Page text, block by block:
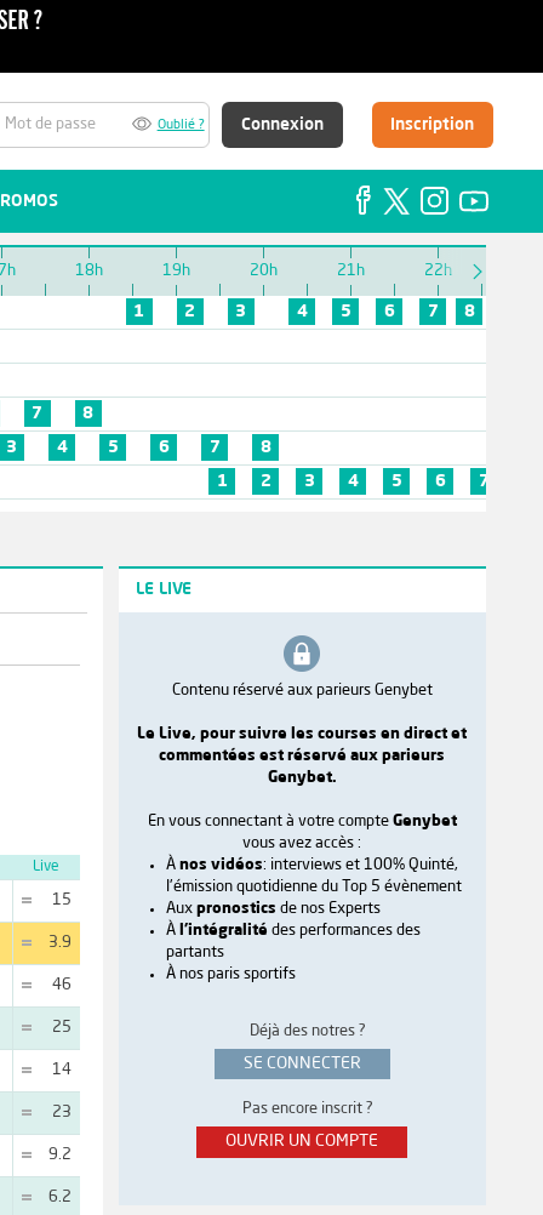
Oublié ? Connexion Inscription
18h 19h 20h 21h 22h
1 2 3 4 5 6 7
8
7
8
3 4 5 6 7
8
1
2 3 4 5 6 7
Live
15
3.9
46
25
14
23
9.2
6.2
LE LIVE
Contenu réservé aux parieurs Genybet
Le Live, pour suivre les courses en direct et
commentées est réservé aux parieurs
Genybet.
En vous connectant à votre compte Genybet
vous avez accès :
À nos vidéos: interviews et 100% Quinté,
l'émission quotidienne du Top 5 évènement
Aux pronostics de nos Experts
À l'intégralité des performances des
partants
À nos paris sportifs
Déjà des notres ?
SE CONNECTER
Pas encore inscrit ?
OUVRIR UN COMPTE